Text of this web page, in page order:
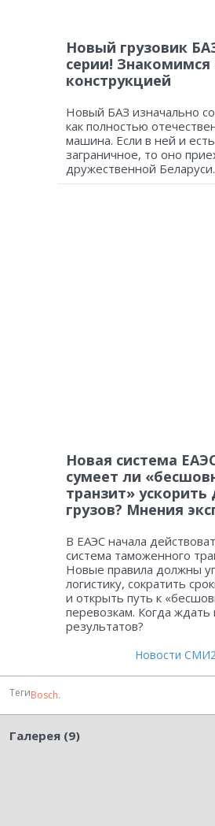
Новый грузовик
серии! Знакомимся
конструкцией
Новый БАЗ изначально
как полностью
машина. Если в ней и
заграничное, то оно
дружественной Беларуси.
Новая система
сумеет ли
транзит» ускорить
грузов? Мнения
В ЕАЭС начала
система таможенного
Новые правила должны
логистику, сократить
и открыть путь к
перевозкам. Когда ждать
результатов?
Новости
ТегиBosch.
Галерея (9)